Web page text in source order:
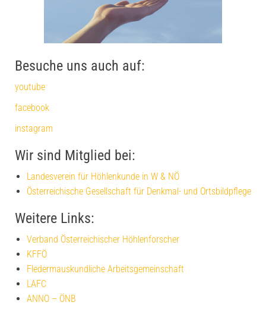
Besuche uns auch auf:
youtube
facebook
instagram
Wir sind Mitglied bei:
Landesverein für Höhlenkunde in W & NÖ
Österreichische Gesellschaft für Denkmal- und Ortsbildpflege
Weitere Links:
Verband Österreichischer Höhlenforscher
KFFÖ
Fledermauskundliche Arbeitsgemeinschaft
LAFC
ANNO – ÖNB